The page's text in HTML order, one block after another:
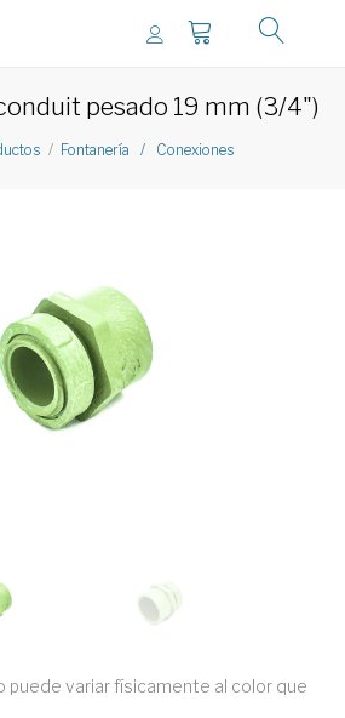
pesado 19 mm (3/4")
Fontanería / Conexiones
puede variar físicamente al color que